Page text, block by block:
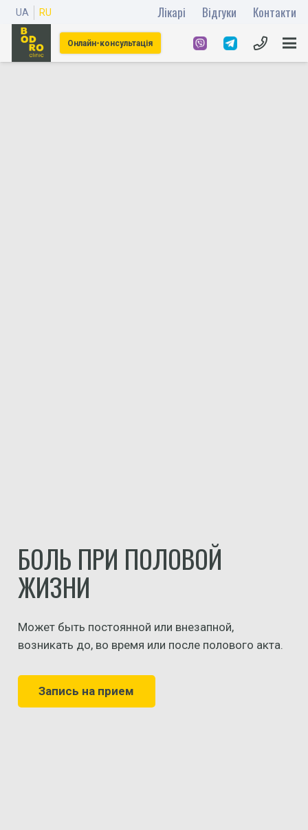
UA RU Лікарі Відгуки Контакти
Онлайн-консультація
БОЛЬ ПРИ ПОЛОВОЙ
ЖИЗНИ
Может быть постоянной или внезапной,
возникать до, во время или после полового акта.
Запись на прием